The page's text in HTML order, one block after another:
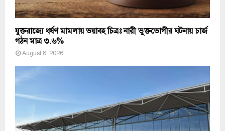
যুক্তরাজ্যে ধর্ষণ মামলায় ভয়াবহ চিত্রঃ নারী ভুক্তভোগীর ঘটনায় চার্জ
গঠন মাত্র ৩.৬%
August 8, 2026